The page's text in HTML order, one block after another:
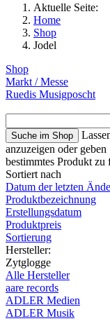
Aktuelle Seite:
Home
Shop
Jodel
Shop
Markt / Messe
Ruedis Musigposcht
anzuzeigen oder
bestimmtes Produkt zu
Sortiert nach
Datum der letzten
Produktbezeichnung
Erstellungsdatum
Produktpreis
Sortierung
Hersteller:
Zytglogge
Alle Hersteller
aare records
ADLER Medien
ADLER Musik